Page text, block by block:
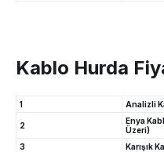
Kablo Hurda
1 Analizli
2
Enya
Üzeri)
3 Karışık